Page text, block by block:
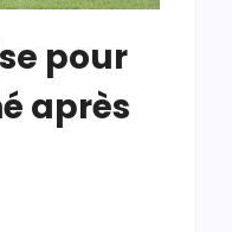
pour
après